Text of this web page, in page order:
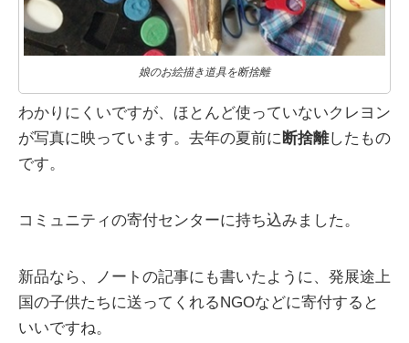
娘のお絵描き道具を断捨離
わかりにくいですが、ほとんど使っていないクレヨン
が写真に映っています。去年の夏前に断捨離したもの
です。
コミュニティの寄付センターに持ち込みました。
新品なら、ノートの記事にも書いたように、発展途上
国の子供たちに送ってくれるNGOなどに寄付すると
いいですね。